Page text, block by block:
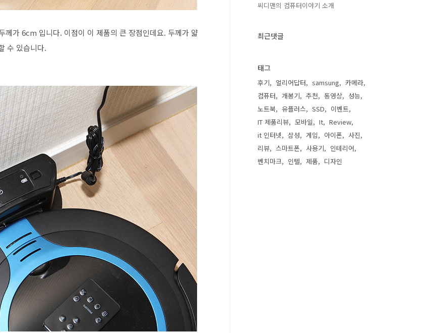
께가 6cm 입니다. 이점이 이 제품의 큰 장점인데요. 두께가 얇
수 있습니다.
씨디맨의 컴퓨터이야기 소개
최근댓글
태그
후기 얼리어답터 samsung
카메라
컴퓨터
개봉기 추천 동영상
성능
노트북
유플러스 SSD
이벤트
IT 제품리뷰
모바일 It
Review
it 인터넷
삼성 게임 아이폰
사진
리뷰
스마트폰 사용기
인테리어
벤치마크
인텔 제품 디자인